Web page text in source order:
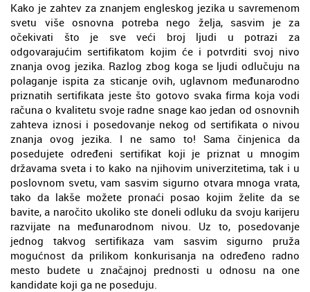
Kako je zahtev za znanjem engleskog jezika u savremenom
svetu više osnovna potreba nego želja, sasvim je za
očekivati što je sve veći broj ljudi u potrazi za
odgovarajućim sertifikatom kojim će i potvrditi svoj nivo
znanja ovog jezika. Razlog zbog koga se ljudi odlučuju na
polaganje ispita za sticanje ovih, uglavnom međunarodno
priznatih sertifikata jeste što gotovo svaka firma koja vodi
računa o kvalitetu svoje radne snage kao jedan od osnovnih
zahteva iznosi i posedovanje nekog od sertifikata o nivou
znanja ovog jezika. I ne samo to! Sama činjenica da
posedujete određeni sertifikat koji je priznat u mnogim
državama sveta i to kako na njihovim univerzitetima, tak i u
poslovnom svetu, vam sasvim sigurno otvara mnoga vrata,
tako da lakše možete pronaći posao kojim želite da se
bavite, a naročito ukoliko ste doneli odluku da svoju karijeru
razvijate na međunarodnom nivou. Uz to, posedovanje
jednog takvog sertifikaza vam sasvim sigurno pruža
mogućnost da prilikom konkurisanja na određeno radno
mesto budete u značajnoj prednosti u odnosu na one
kandidate koji ga ne poseduju.